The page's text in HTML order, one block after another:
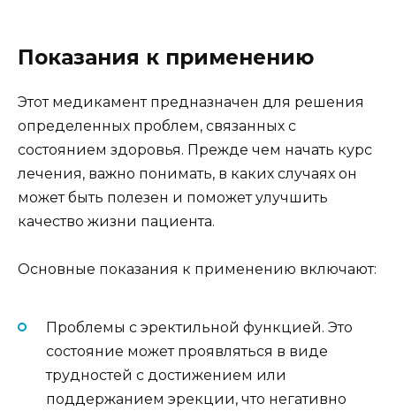
Показания к применению
Этот медикамент предназначен для решения
определенных проблем, связанных с
состоянием здоровья. Прежде чем начать курс
лечения, важно понимать, в каких случаях он
может быть полезен и поможет улучшить
качество жизни пациента.
Основные показания к применению включают:
Проблемы с эректильной функцией. Это
состояние может проявляться в виде
трудностей с достижением или
поддержанием эрекции, что негативно